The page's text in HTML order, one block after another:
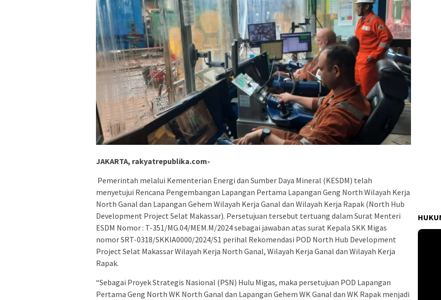
JAKARTA, rakyatrepublika.com-
Pemerintah melalui Kementerian Energi dan Sumber Daya Mineral (KESDM) telah
menyetujui Rencana Pengembangan Lapangan Pertama Lapangan Geng North Wilayah Kerja
North Ganal dan Lapangan Gehem Wilayah Kerja Ganal dan Wilayah Kerja Rapak (North Hub
Development Project Selat Makassar). Persetujuan tersebut tertuang dalam Surat Menteri
ESDM Nomor : T-351/MG.04/MEM.M/2024 sebagai jawaban atas surat Kepala SKK Migas
nomor SRT-0318/SKKIA0000/2024/S1 perihal Rekomendasi POD North Hub Development
Project Selat Makassar Wilayah Kerja North Ganal, Wilayah Kerja Ganal dan Wilayah Kerja
Rapak.
“Sebagai Proyek Strategis Nasional (PSN) Hulu Migas, maka persetujuan POD Lapangan
Pertama Geng North WK North Ganal dan Lapangan Gehem WK Ganal dan WK Rapak menjadi